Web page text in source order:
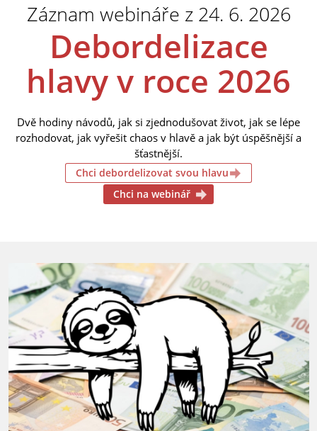
Záznam webináře z 24. 6. 2026
Debordelizace
hlavy v roce 2026
Dvě hodiny návodů, jak si zjednodušovat život, jak se lépe
rozhodovat, jak vyřešit chaos v hlavě a jak být úspěšnější a
šťastnější.
Chci debordelizovat svou hlavu
Chci na webinář